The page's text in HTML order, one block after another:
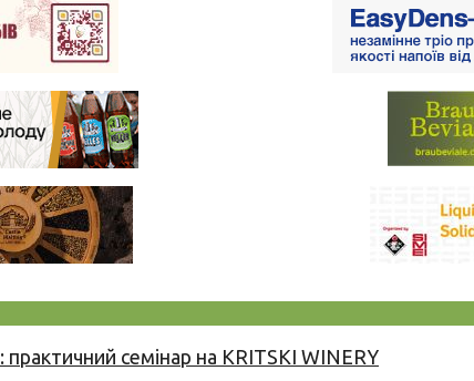
семінар на KRITSKI WINERY